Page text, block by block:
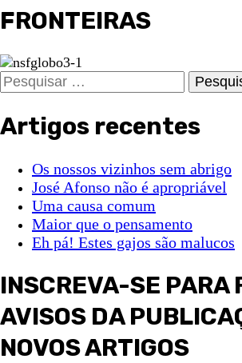
FRONTEIRAS
Pesquisar
por:
Artigos recentes
Os nossos vizinhos sem abrigo
José Afonso não é apropriável
Uma causa comum
Maior que o pensamento
Eh pá! Estes gajos são malucos
INSCREVA-SE PARA
AVISOS DA
NOVOS ARTIGOS